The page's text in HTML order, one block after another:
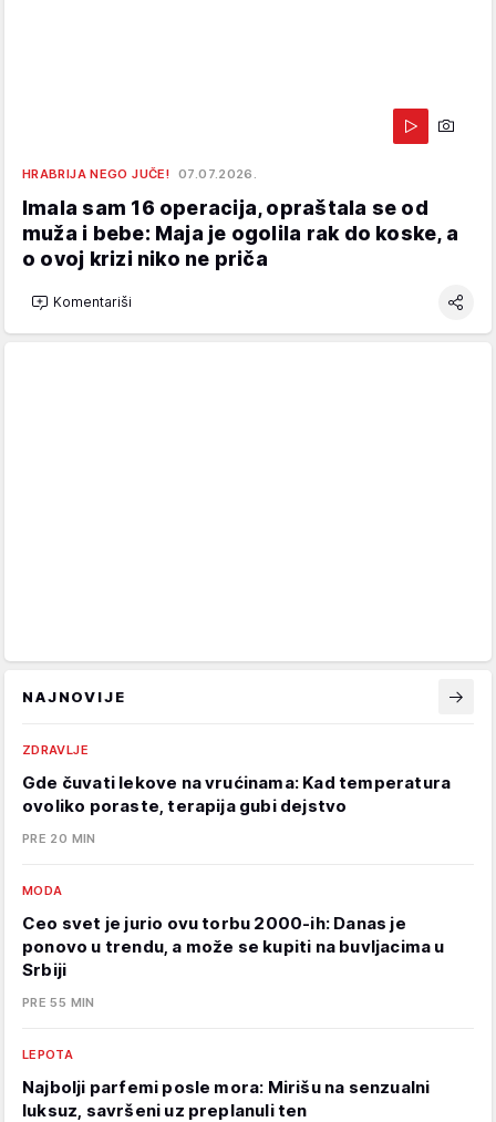
HRABRIJA NEGO JUČE! 07.07.2026.
Imala sam 16 operacija, opraštala se od
muža i bebe: Maja je ogolila rak do koske, a
o ovoj krizi niko ne priča
Komentariši
NAJNOVIJE
ZDRAVLJE
Gde čuvati lekove na vrućinama: Kad temperatura
ovoliko poraste, terapija gubi dejstvo
PRE 20 MIN
MODA
Ceo svet je jurio ovu torbu 2000-ih: Danas je
ponovo u trendu, a može se kupiti na buvljacima u
Srbiji
PRE 55 MIN
LEPOTA
Najbolji parfemi posle mora: Mirišu na senzualni
luksuz, savršeni uz preplanuli ten